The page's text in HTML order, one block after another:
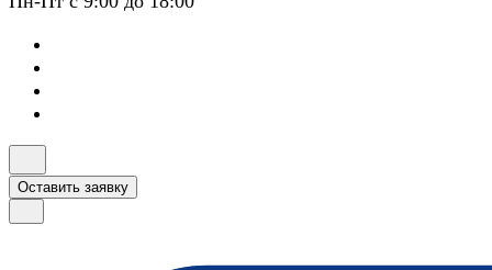
Оставить заявку